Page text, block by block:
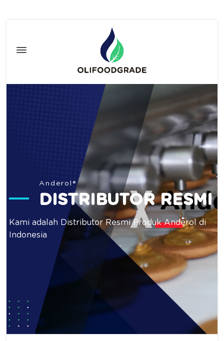
Anderol®
DISTRIBUTOR RESMI
Kami adalah Distributor Resmi Produk Anderol di
Indonesia